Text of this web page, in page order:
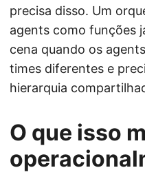
precisa disso. Um
agents como funções
cena quando os
times diferentes e
hierarquia
O que isso